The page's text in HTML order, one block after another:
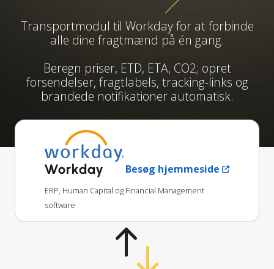
Transportmodul til Workday for at forbinde
alle dine fragtmænd på én gang.
Beregn priser, ETD, ETA, CO2; opret
forsendelser, fragtlabels, tracking-links og
brandede notifikationer automatisk.
Workday Besøg hjemmeside
ERP, Human Capital og Financial Management
software